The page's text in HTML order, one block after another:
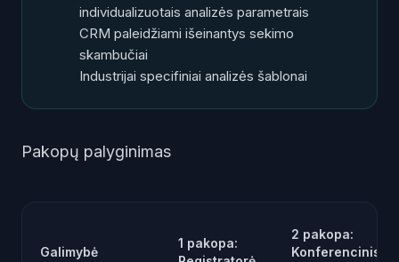
individualizuotais analizės parametrais
CRM paleidžiami išeinantys sekimo
skambučiai
Industrijai specifiniai analizės šablonai
Pakopų palyginimas
Galimybė
1 pakopa:
2 pakopa:
Konferencinis